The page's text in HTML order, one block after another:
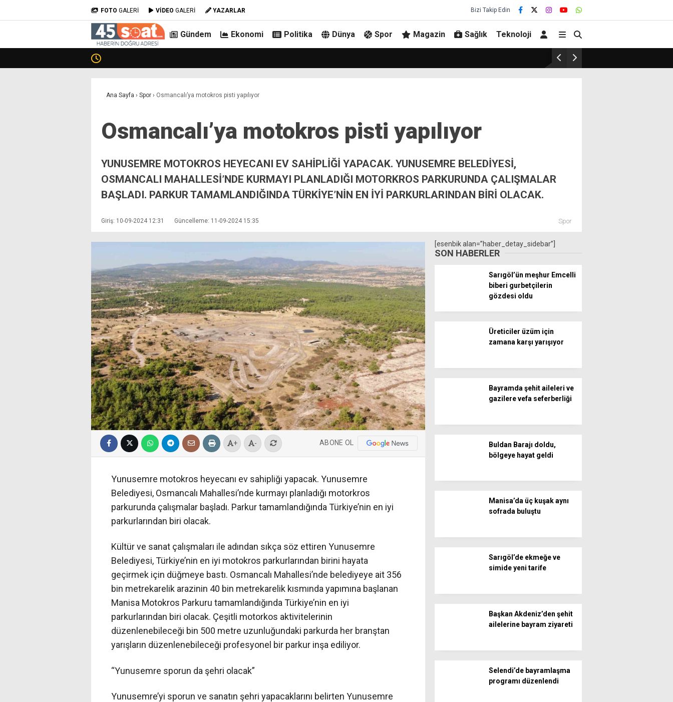
FOTO GALERİ VİDEO GALERİ YAZARLAR Bizi Takip Edin
Gündem Ekonomi Politika Dünya Spor Magazin Sağlık Teknoloji
Ana Sayfa › Spor › Osmancalı’ya motokros pisti yapılıyor
Osmancalı’ya motokros pisti yapılıyor
YUNUSEMRE MOTOKROS HEYECANI EV SAHİPLİĞİ YAPACAK. YUNUSEMRE BELEDİYESİ,
OSMANCALI MAHALLESİ’NDE KURMAYI PLANLADIĞI MOTORKROS PARKURUNDA ÇALIŞMALAR
BAŞLADI. PARKUR TAMAMLANDIĞINDA TÜRKİYE’NİN EN İYİ PARKURLARINDAN BİRİ OLACAK.
Giriş: 10-09-2024 12:31 Güncelleme: 11-09-2024 15:35 Spor
+ - ABONE OL
Yunusemre motokros heyecanı ev sahipliği yapacak. Yunusemre
Belediyesi, Osmancalı Mahallesi’nde kurmayı planladığı motorkros
parkurunda çalışmalar başladı. Parkur tamamlandığında Türkiye’nin en iyi
parkurlarından biri olacak.
Kültür ve sanat çalışmaları ile adından sıkça söz ettiren Yunusemre
Belediyesi, Türkiye’nin en iyi motokros parkurlarından birini hayata
geçirmek için düğmeye bastı. Osmancalı Mahallesi’nde belediyeye ait 356
bin metrekarelik arazinin 40 bin metrekarelik kısmında yapımına başlanan
Manisa Motokros Parkuru tamamlandığında Türkiye’nin en iyi
parkurlarından biri olacak. Çeşitli motorkos aktivitelerinin
düzenlenebileceği bin 500 metre uzunluğundaki parkurda her branştan
yarışların düzenlenebileceği profesyonel bir parkur inşa ediliyor.
“Yunusemre sporun da şehri olacak”
Yunusemre’yi sporun ve sanatın şehri yapacaklarını belirten Yunusemre
[esenbik alan=”haber_detay_sidebar”]
SON HABERLER
Sarıgöl’ün meşhur Emcelli
biberi gurbetçilerin
gözdesi oldu
Üreticiler üzüm için
zamana karşı yarışıyor
Bayramda şehit aileleri ve
gazilere vefa seferberliği
Buldan Barajı doldu,
bölgeye hayat geldi
Manisa’da üç kuşak aynı
sofrada buluştu
Sarıgöl’de ekmeğe ve
simide yeni tarife
Başkan Akdeniz’den şehit
ailelerine bayram ziyareti
Selendi’de bayramlaşma
programı düzenlendi